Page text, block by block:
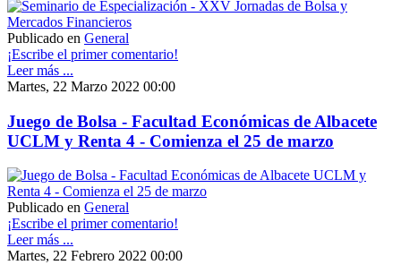
Publicado en General
¡Escribe el primer comentario!
Leer más ...
Martes, 22 Marzo 2022 00:00
Juego de Bolsa - Facultad Económicas de Albacete
UCLM y Renta 4 - Comienza el 25 de marzo
Publicado en General
¡Escribe el primer comentario!
Leer más ...
Martes, 22 Febrero 2022 00:00